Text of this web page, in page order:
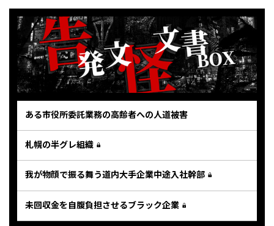
ある市役所委託業務の高齢者への人道被害
札幌の半グレ組織
我が物顔で振る舞う道内大手企業中途入社幹部
未回収金を自腹負担させるブラック企業